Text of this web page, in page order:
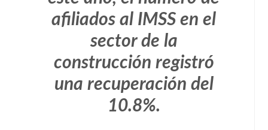
afiliados al IMSS en el
sector de la
construcción registró
una recuperación del
10.8%.